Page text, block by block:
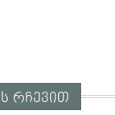
რჩევით